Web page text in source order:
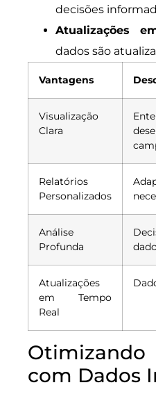
decisões
Atualizações
dados são
Vantagens
Visualização
Clara
Relatórios
Personalizados
Análise
Profunda
Atualizações
em Tempo
Real
com Dados